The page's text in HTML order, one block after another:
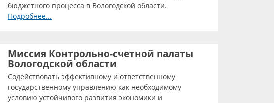
бюджетного процесса в Вологодской области.
Подробнее...
Миссия Контрольно-счетной палаты
Вологодской области
Содействовать эффективному и ответственному
государственному управлению как необходимому
условию устойчивого развития экономики и